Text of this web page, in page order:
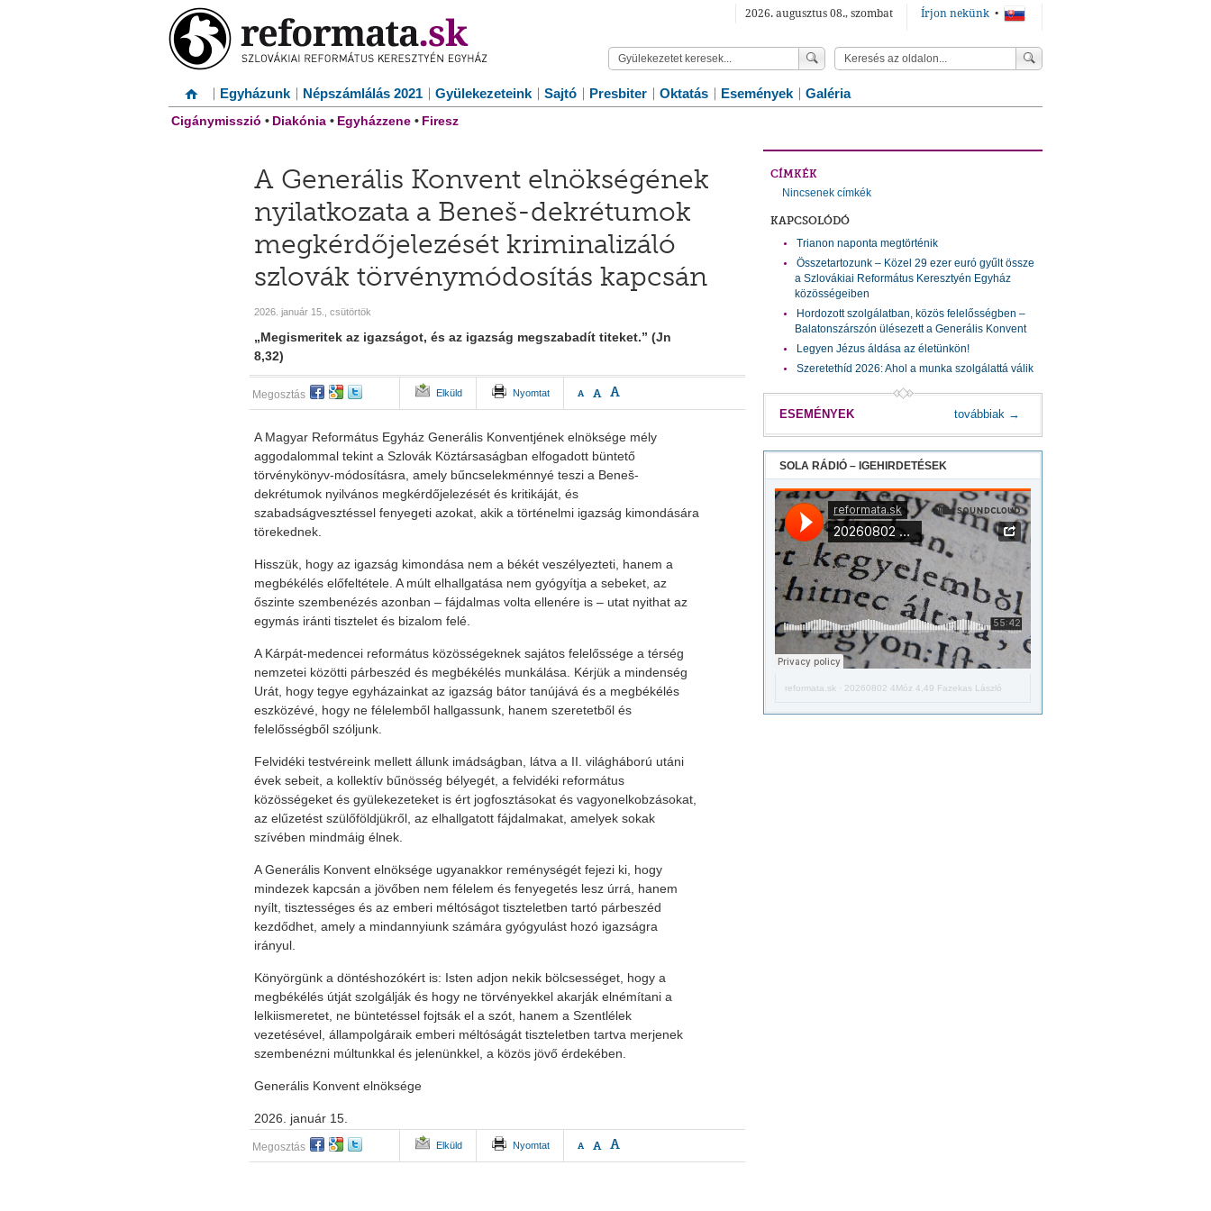
Írjon nekünk •
2026. augusztus 08., szombat
Egyházunk Népszámlálás 2021 Gyülekezeteink Sajtó Presbiter Oktatás Események Galéria
Cigánymisszió • Diakónia • Egyházzene • Firesz
A Generális Konvent elnökségének
nyilatkozata a Beneš-dekrétumok
megkérdőjelezését kriminalizáló
szlovák törvénymódosítás kapcsán
2026. január 15., csütörtök
„Megismeritek az igazságot, és az igazság megszabadít titeket.” (Jn
8,32)
Megosztás Elküld Nyomtat A A A
A Magyar Református Egyház Generális Konventjének elnöksége mély
aggodalommal tekint a Szlovák Köztársaságban elfogadott büntető
törvénykönyv-módosításra, amely bűncselekménnyé teszi a Beneš-
dekrétumok nyilvános megkérdőjelezését és kritikáját, és
szabadságvesztéssel fenyegeti azokat, akik a történelmi igazság kimondására
törekednek.
Hisszük, hogy az igazság kimondása nem a békét veszélyezteti, hanem a
megbékélés előfeltétele. A múlt elhallgatása nem gyógyítja a sebeket, az
őszinte szembenézés azonban – fájdalmas volta ellenére is – utat nyithat az
egymás iránti tisztelet és bizalom felé.
A Kárpát-medencei református közösségeknek sajátos felelőssége a térség
nemzetei közötti párbeszéd és megbékélés munkálása. Kérjük a mindenség
Urát, hogy tegye egyházainkat az igazság bátor tanújává és a megbékélés
eszközévé, hogy ne félelemből hallgassunk, hanem szeretetből és
felelősségből szóljunk.
Felvidéki testvéreink mellett állunk imádságban, látva a II. világháború utáni
évek sebeit, a kollektív bűnösség bélyegét, a felvidéki református
közösségeket és gyülekezeteket is ért jogfosztásokat és vagyonelkobzásokat,
az elűzetést szülőföldjükről, az elhallgatott fájdalmakat, amelyek sokak
szívében mindmáig élnek.
A Generális Konvent elnöksége ugyanakkor reménységét fejezi ki, hogy
mindezek kapcsán a jövőben nem félelem és fenyegetés lesz úrrá, hanem
nyílt, tisztességes és az emberi méltóságot tiszteletben tartó párbeszéd
kezdődhet, amely a mindannyiunk számára gyógyulást hozó igazságra
irányul.
Könyörgünk a döntéshozókért is: Isten adjon nekik bölcsességet, hogy a
megbékélés útját szolgálják és hogy ne törvényekkel akarják elnémítani a
lelkiismeretet, ne büntetéssel fojtsák el a szót, hanem a Szentlélek
vezetésével, állampolgáraik emberi méltóságát tiszteletben tartva merjenek
szembenézni múltunkkal és jelenünkkel, a közös jövő érdekében.
Generális Konvent elnöksége
2026. január 15.
Megosztás Elküld Nyomtat A A A
CÍMKÉK
Nincsenek címkék
KAPCSOLÓDÓ
Trianon naponta megtörténik
Összetartozunk – Közel 29 ezer euró gyűlt össze
a Szlovákiai Református Keresztyén Egyház
közösségeiben
Hordozott szolgálatban, közös felelősségben –
Balatonszárszón ülésezett a Generális Konvent
Legyen Jézus áldása az életünkön!
Szeretethíd 2026: Ahol a munka szolgálattá válik
ESEMÉNYEK továbbiak →
SOLA RÁDIÓ – IGEHIRDETÉSEK
reformata.sk · 20260802 4Móz 4,49 Fazekas László